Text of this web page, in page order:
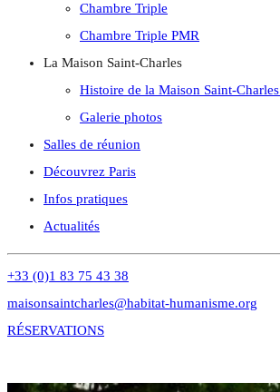
Chambre Triple
Chambre Triple PMR
La Maison Saint-Charles
Histoire de la Maison Saint-Charles
Galerie photos
Salles de réunion
Découvrez Paris
Infos pratiques
Actualités
+33 (0)1 83 75 43 38
maisonsaintcharles@habitat-humanisme.org
RÉSERVATIONS